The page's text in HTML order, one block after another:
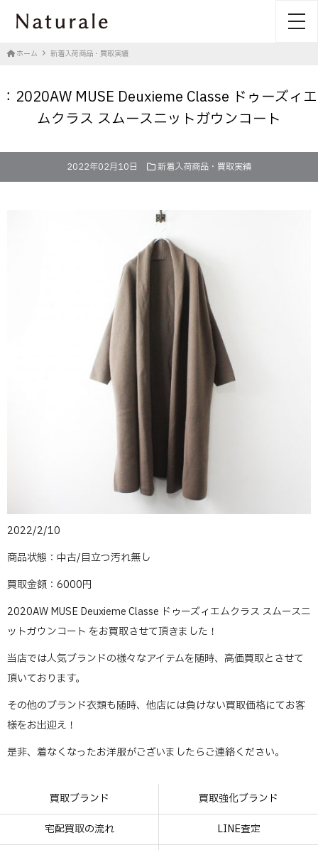
ホーム 新着入荷商品・買取実績
：2020AW MUSE Deuxieme Classe ドゥーズィエ
ムクラス スムースニットガウンコート
2022年02月10日 新着入荷商品・買取実績
2022/2/10
商品状態：中古/目立つ汚れ無し
買取金額：6000円
2020AW MUSE Deuxieme Classe ドゥーズィエムクラス スムースニ
ットガウンコート をお買取させて頂きました！
当店では人気ブランドの様々なアイテムを随時、高価買取とさせて
頂いております。
その他のブランド衣類も随時、他店には負けない買取価格にてお客
様をお出迎え！
是非、着なくなったお洋服がございましたらご連絡ください。
買取ブランド 買取強化ブランド
宅配買取の流れ LINE査定